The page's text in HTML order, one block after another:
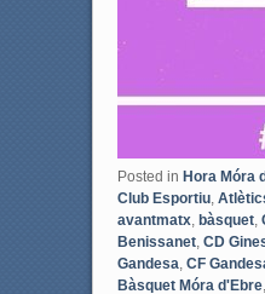
Posted in Hora Móra
Club Esportiu,
avantmatx, bàsquet,
Benissanet, CD
Gandesa, CF
Bàsquet Móra d'Ebre,